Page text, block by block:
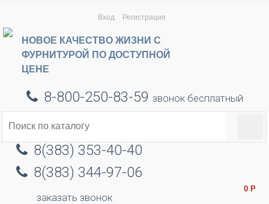
Вход Регистрация
НОВОЕ КАЧЕСТВО ЖИЗНИ С
ФУРНИТУРОЙ ПО ДОСТУПНОЙ
ЦЕНЕ
8-800-250-83-59 звонок бесплатный
8(383) 353-40-40
8(383) 344-97-06
заказать звонок
0 Р